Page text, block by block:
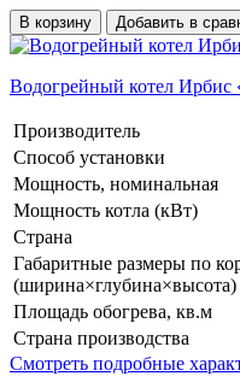
В корзину Добавить в
Водогрейный котел Ирбис
Производитель
Способ установки
Мощность, номинальная
Мощность котла (кВт)
Страна
Габаритные размеры по
(ширина×глубина×высота)
Площадь обогрева, кв.м
Страна производства
Смотреть подробные